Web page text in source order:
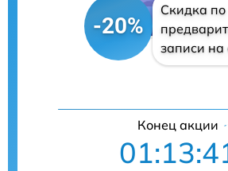
-20%
Скидка по
записи на
Конец акции